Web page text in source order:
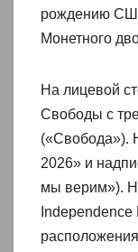
рождению
Монетного
На лицевой
Свободы с
(«Свобода»).
2026» и
мы верим»).